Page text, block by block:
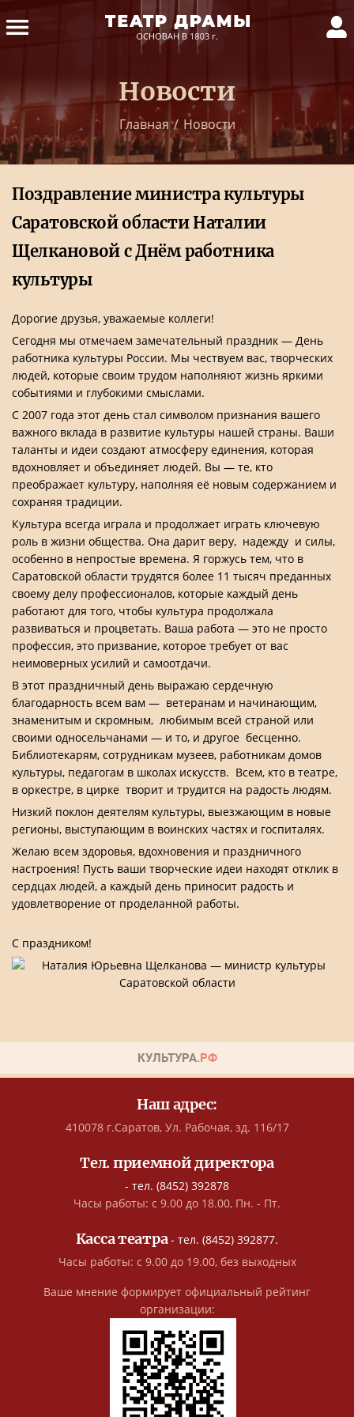
Новости
Главная / Новости
Поздравление министра культуры
Саратовской области Наталии
Щелкановой с Днём работника
культуры
Дорогие друзья, уважаемые коллеги!
Сегодня мы отмечаем замечательный праздник — День
работника культуры России. Мы чествуем вас, творческих
людей, которые своим трудом наполняют жизнь яркими
событиями и глубокими смыслами.
С 2007 года этот день стал символом признания вашего
важного вклада в развитие культуры нашей страны. Ваши
таланты и идеи создают атмосферу единения, которая
вдохновляет и объединяет людей. Вы — те, кто
преображает культуру, наполняя её новым содержанием и
сохраняя традиции.
Культура всегда играла и продолжает играть ключевую
роль в жизни общества. Она дарит веру, надежду и силы,
особенно в непростые времена. Я горжусь тем, что в
Саратовской области трудятся более 11 тысяч преданных
своему делу профессионалов, которые каждый день
работают для того, чтобы культура продолжала
развиваться и процветать. Ваша работа — это не просто
профессия, это призвание, которое требует от вас
неимоверных усилий и самоотдачи.
В этот праздничный день выражаю сердечную
благодарность всем вам — ветеранам и начинающим,
знаменитым и скромным, любимым всей страной или
своими односельчанами — и то, и другое бесценно.
Библиотекарям, сотрудникам музеев, работникам домов
культуры, педагогам в школах искусств. Всем, кто в театре,
в оркестре, в цирке творит и трудится на радость людям.
Низкий поклон деятелям культуры, выезжающим в новые
регионы, выступающим в воинских частях и госпиталях.
Желаю всем здоровья, вдохновения и праздничного
настроения! Пусть ваши творческие идеи находят отклик в
сердцах людей, а каждый день приносит радость и
удовлетворение от проделанной работы.
С праздником!
Наш адрес:
410078 г.Саратов, Ул. Рабочая, зд. 116/17
Тел. приемной директора
- тел. (8452) 392878
Часы работы: с 9.00 до 18.00, Пн. - Пт.
Касса театра- тел. (8452) 392877.
Часы работы: с 9.00 до 19.00, без выходных
Ваше мнение формирует официальный рейтинг
организации: